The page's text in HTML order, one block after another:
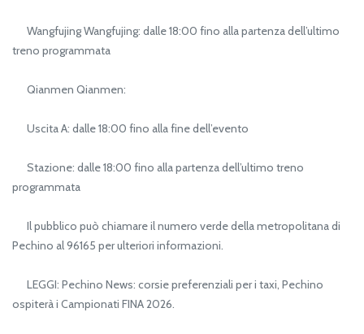
Wangfujing Wangfujing: dalle 18:00 fino alla partenza dell’ultimo
treno programmata
Qianmen Qianmen:
Uscita A: dalle 18:00 fino alla fine dell’evento
Stazione: dalle 18:00 fino alla partenza dell’ultimo treno
programmata
Il pubblico può chiamare il numero verde della metropolitana di
Pechino al 96165 per ulteriori informazioni.
LEGGI: Pechino News: corsie preferenziali per i taxi, Pechino
ospiterà i Campionati FINA 2026.